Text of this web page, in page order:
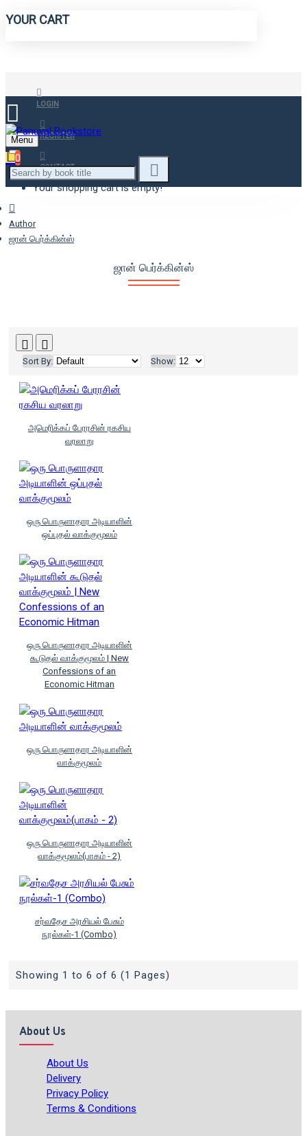
YOUR CART
LOGIN
REGISTER
CONTACT
Menu
0
Your shopping cart is empty!
Author
ஜான் பெர்க்கின்ஸ்
ஜான் பெர்க்கின்ஸ்
Sort By: Show:
அமெரிக்கப் பேரரசின் ரகசிய
வரலாறு
ஒரு பொருளாதார அடியாளின்
ஒப்புதல் வாக்குமூலம்
ஒரு பொருளாதார அடியாளின்
கூடுதல் வாக்குமூலம் | New
Confessions of an
Economic Hitman
ஒரு பொருளாதார அடியாளின்
வாக்குமூலம்
ஒரு பொருளாதார அடியாளின்
வாக்குமூலம்(பாகம் - 2)
சர்வதேச அரசியல் பேசும்
நூல்கள்-1 (Combo)
Showing 1 to 6 of 6 (1 Pages)
About Us
About Us
Delivery
Privacy Policy
Terms & Conditions